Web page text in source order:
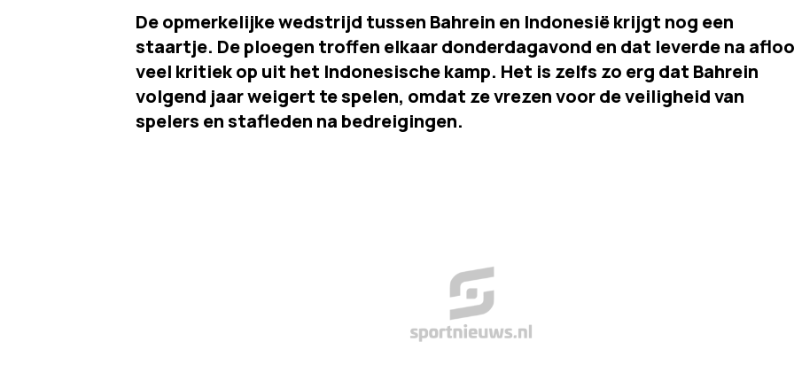
De opmerkelijke wedstrijd tussen Bahrein en Indonesië krijgt nog een
staartje. De ploegen troffen elkaar donderdagavond en dat leverde na
veel kritiek op uit het Indonesische kamp. Het is zelfs zo erg dat Bahrein
volgend jaar weigert te spelen, omdat ze vrezen voor de veiligheid van
spelers en stafleden na bedreigingen.